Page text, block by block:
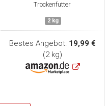
Trockenfutter
2 kg
Bestes Angebot: 19,99 €
(2 kg)